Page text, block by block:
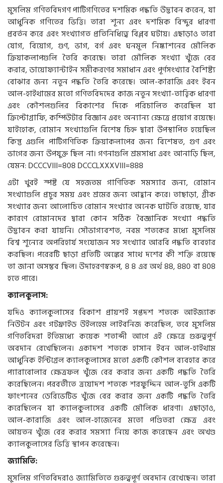
মুসলিম গণিতবিদগণ পাটিগণিতের দশমিক পদ্ধতি উদ্ভাবন করেন, যা
আধুনিক গণিতের ভিত্তি। তারা শূন্য এবং দশমিক বিন্দুর ধারণা
প্রবর্তন করে এবং সংখ্যাগত প্রতিনিধিত্বে বিপ্লব ঘটায়। এছাড়াও তারা
যোগ, বিয়োগ, গুণ, ভাগ, বর্গ এবং ঘনমূল নিষ্কাশনের মৌলিক
ক্রিয়াকলাপগুলি তৈরি করেছে। তারা মৌলিক সংখ্যা খুঁজে বের
করার, ডায়োফ্যান্টাইন সমীকরণের সমাধান এবং পূর্ণসংখ্যার বৈশিষ্ট্য
বোঝার জন্য নতুন পদ্ধতি তৈরি করেছে। আল-কারাজি এবং ইবন
আল-হাইথামের মতো গণিতবিদদের কাজ নতুন সংখ্যা-তাত্ত্বিক ধারণা
এবং কৌশলগুলির বিকাশের দিকে পরিচালিত করেছিল যা
ক্রিপ্টোগ্রাফি, কম্পিউটার বিজ্ঞান এবং অন্যান্য ক্ষেত্রে প্রয়োগ রয়েছে।
যাইহোক, রোমান সংখ্যাগুলি বিশেষ চিহ্ন দ্বারা উপস্থাপিত হয়েছিল
কিন্তু এগুলি পাটিগণিতিক ক্রিয়াকলাপের জন্য বিশেষত, গুণ এবং
ভাগের জন্য উপযুক্ত ছিল না। গণনাগুলি শ্রমসাধ্য এবং আনাড়ি ছিল,
যেমন: DCCCVIII=808 DCCCLXXXVIII=888
এটা খুবই স্পষ্ট যে সহজতম গাণিতিক সমস্যার জন্য, রোমান
সংখ্যাগুলি প্রচুর সময় এবং শ্রমের জন্য আহ্বান করে। তাছাড়া, গ্রীক
সংখ্যার জন্য আলোচিত রোমান সংখ্যার অনেক ঘাটতি রয়েছে, যার
কারণে রোমানদের দ্বারা কোন সঠিক বৈজ্ঞানিক সংখ্যা পদ্ধতি
উদ্ভাবন করা যায়নি। সৌভাগ্যবশত, নবম শতকের মধ্যে মুসলিম
বিশ্ব শূন্যের অপরিহার্য সংযোজন সহ সংখ্যার আরবি পদ্ধতি ব্যবহার
করছিল। পরেরটি ছাড়া প্রতিটি অঙ্কের সাথে দশের কী শক্তি রয়েছে
তা জানা অসম্ভব ছিল। উদাহরণস্বরূপ, 8 8 এর অর্থ 88, 880 বা 808
হতে পারে।
ক্যালকুলাস:
যদিও ক্যালকুলাসের বিকাশ প্রায়শই সপ্তদশ শতকে আইজ্যাক
নিউটন এবং গটফ্রাইড উইলহেম লাইবনিজ করেছিল, তবে মুসলিম
গণিতবিদরা ইতিমধ্যে কয়েক শতাব্দী আগে এই ক্ষেত্রে গুরুত্বপূর্ণ
অবদান রেখেছিলেন। একাদশ শতকে হাসান ইবন আল-হাইথাম
আধুনিক ইন্টিগ্রেল ক্যালকুলাসের মতো একটি কৌশল ব্যবহার করে
প্যারাবোলার ক্ষেত্রফল খুঁজে বের করার জন্য একটি পদ্ধতি তৈরি
করেছিলেন। পরবর্তীতে ত্রয়োদশ শতকে শরফুদ্দিন আল-তুসি একটি
ফাংশনের ডেরিভেটিভ খুঁজে বের করার জন্য একটি পদ্ধতি তৈরি
করেছিলেন যা ক্যালকুলাসের একটি মৌলিক ধারণা। এছাড়াও,
আল-কারাজি এবং আল-হাজেনের মতো পণ্ডিতরা ক্ষেত্র এবং
আয়তন খুঁজে বের করার সমস্যা নিয়ে কাজ করেছেন এবং অখণ্ড
ক্যালকুলাসের ভিত্তি স্থাপন করেছেন।
জ্যামিতি:
মুসলিম গণিতবিদরাও জ্যামিতিতে গুরুত্বপূর্ণ অবদান রেখেছেন। তারা